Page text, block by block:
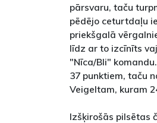
pārsvaru, taču
pēdējo ceturtdaļu
priekšgalā
līdz ar to izcīnīts
"Nīca/Bli"
37 punktiem, taču
Veigeltam, kuram
Izšķirošās pilsētas